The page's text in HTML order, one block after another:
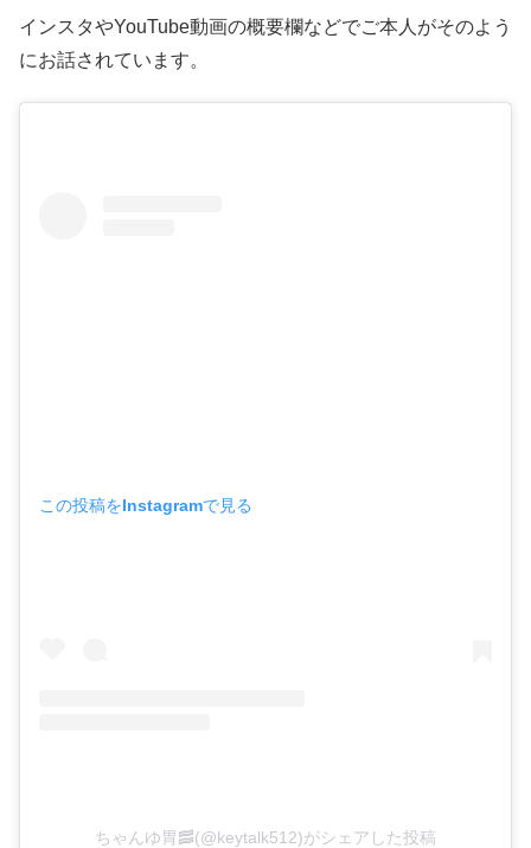
インスタやYouTube動画の概要欄などでご本人がそのよう
にお話されています。
この投稿をInstagramで見る
ちゃんゆ胃🥓(@keytalk512)がシェアした投稿